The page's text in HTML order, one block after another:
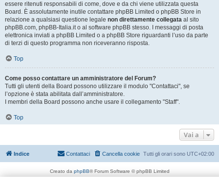
essere ritenuti responsabili di come, dove e da chi viene utilizzata questa
Board. È assolutamente inutile contattare phpBB Limited o phpBB Store in
relazione a qualsiasi questione legale non direttamente collegata al sito
phpBB.com, phpBB-Italia.it o al software phpBB stesso. I messaggi di posta
elettronica inviati a phpBB Limited o a phpBB Store riguardanti l’uso da parte
di terzi di questo programma non riceveranno risposta.
Top
Come posso contattare un amministratore del Forum?
Tutti gli utenti della Board possono utilizzare il modulo "Contattaci", se
l’opzione è stata abilitata dall’amministratore.
I membri della Board possono anche usare il collegamento "Staff".
Top
Vai a
Indice Tutti gli orari sono UTC+02:00
Cancella cookie
Contattaci
Creato da phpBB® Forum Software © phpBB Limited